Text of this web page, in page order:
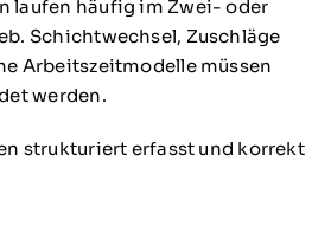
laufen häufig im Zwei- oder
Schichtwechsel, Zuschläge
Arbeitszeitmodelle müssen
werden.
strukturiert erfasst und korrekt